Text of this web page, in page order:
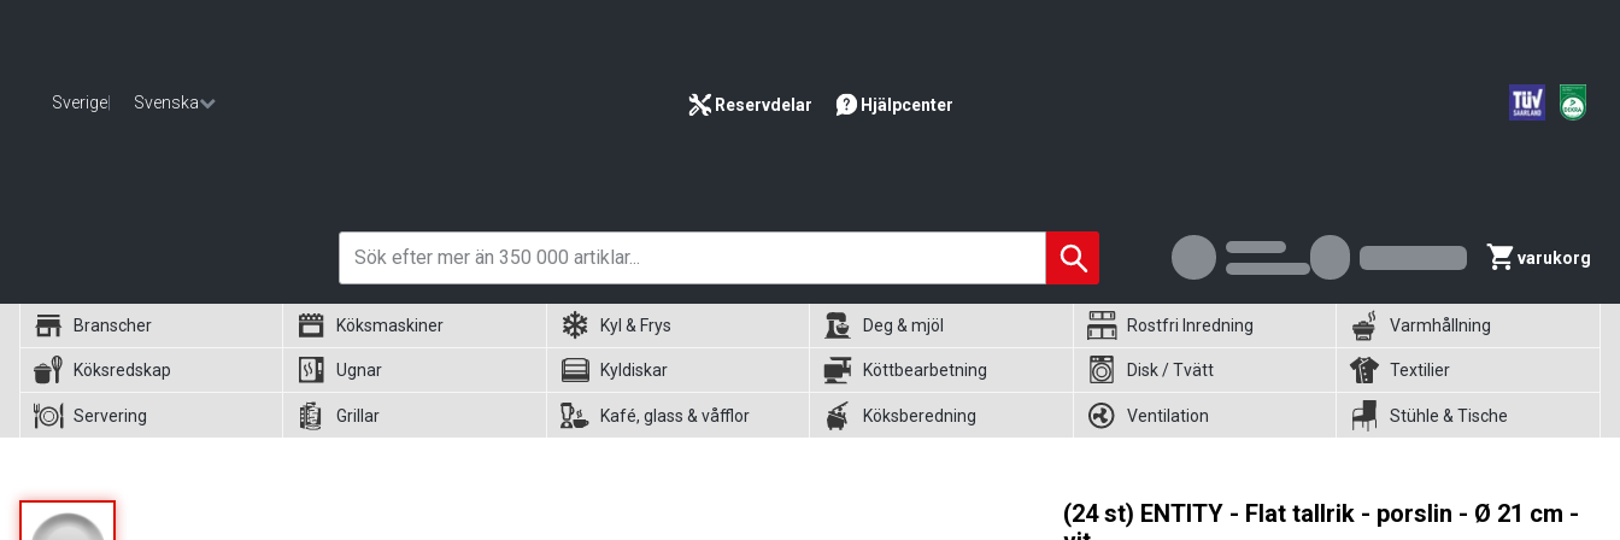
Sverige Svenska Reservdelar Hjälpcenter
varukorg
Branscher Köksmaskiner Kyl & Frys Deg & mjöl Rostfri Inredning Varmhållning
Köksredskap Ugnar Kyldiskar Köttbearbetning Disk / Tvätt Textilier
Servering Grillar Kafé, glass & våfflor Köksberedning Ventilation Stühle & Tische
(24 st) ENTITY - Flat tallrik - porslin - Ø 21 cm -